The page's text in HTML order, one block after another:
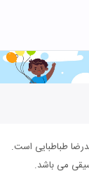
طباطبایی است.